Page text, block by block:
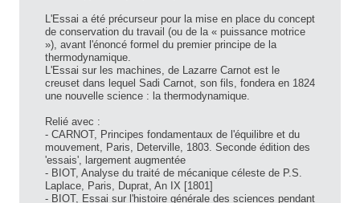
L'Essai a été précurseur pour la mise en place du concept
de conservation du travail (ou de la « puissance motrice
»), avant l'énoncé formel du premier principe de la
thermodynamique.
L'Essai sur les machines, de Lazarre Carnot est le
creuset dans lequel Sadi Carnot, son fils, fondera en 1824
une nouvelle science : la thermodynamique.
Relié avec :
- CARNOT, Principes fondamentaux de l'équilibre et du
mouvement, Paris, Deterville, 1803. Seconde édition des
'essais', largement augmentée
- BIOT, Analyse du traité de mécanique céleste de P.S.
Laplace, Paris, Duprat, An IX [1801]
- BIOT, Essai sur l'histoire générale des sciences pendant